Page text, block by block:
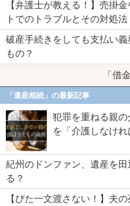
【弁護士が教える！】売掛
トでのトラブルとその対処法
破産手続きをしても支払い
もの？
「借
「遺産相続」の最新記事
犯罪を重ねる親
を「介護しなけれ
紀州のドンファン、遺産を
る？
【びた一文渡さない！】夫